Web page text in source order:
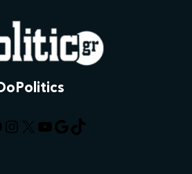
Instagram
X YouTube
Google
TikTok